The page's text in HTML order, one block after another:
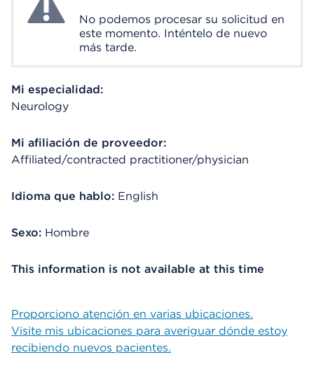
No podemos procesar su solicitud en
este momento. Inténtelo de nuevo
más tarde.
Mi especialidad:
Neurology
Mi afiliación de proveedor:
Affiliated/contracted practitioner/physician
Idioma que hablo: English
Sexo: Hombre
This information is not available at this time
Proporciono atención en varias ubicaciones.
Visite mis ubicaciones para averiguar dónde estoy
recibiendo nuevos pacientes.